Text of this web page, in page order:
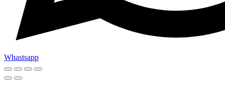
Whastsapp